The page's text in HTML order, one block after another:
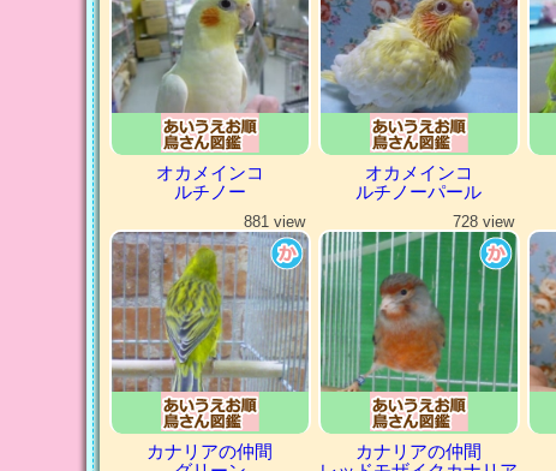
オカメインコ
ルチノー
オカメインコ
ルチノーパール
881 view
カナリアの仲間
728 view
カナリアの仲間